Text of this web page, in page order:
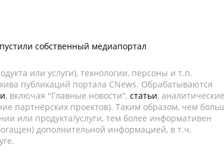
собственный медиапортал
или услуги), технологии, персоны и т.п.
публикаций портала CNews. Обрабатываются
, включая "Главные новости", статьи, аналитические
партнёрских проектов). Таким образом, чем
или продукта/услуги, тем более информативен
дополнительной информацией, в т.ч.